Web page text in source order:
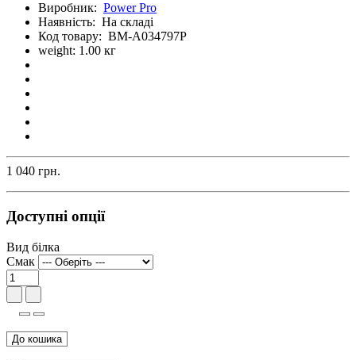
Виробник: Power Pro
Наявність: На складі
Код товару: BM-A034797P
weight: 1.00 кг
1 040 грн.
Доступні опції
Вид білка
Смак
До кошика